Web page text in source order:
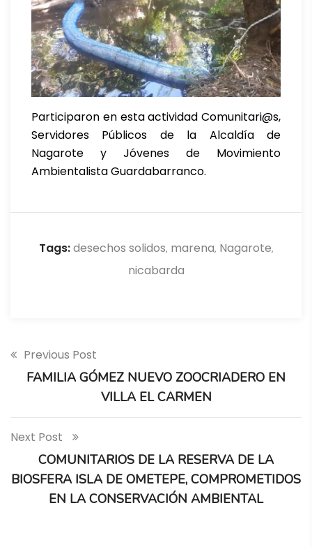
Participaron en esta actividad Comunitari@s,
Servidores Públicos de la Alcaldía de
Nagarote y Jóvenes de Movimiento
Ambientalista Guardabarranco.
Tags:desechos solidos, marena, Nagarote,
nicabarda
Previous Post
FAMILIA GÓMEZ NUEVO ZOOCRIADERO EN
VILLA EL CARMEN
Next Post
COMUNITARIOS DE LA RESERVA DE LA
BIOSFERA ISLA DE OMETEPE, COMPROMETIDOS
EN LA CONSERVACIÓN AMBIENTAL